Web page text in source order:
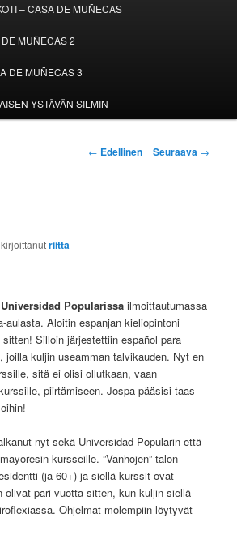
– CASA DE MUÑECAS
MUÑECAS 2
DE MUÑECAS 3
YSTÄVÄN SILMIN
Artikkelien
← Edellinen Seuraava →
kirjoittanutriitta
Universidad Popularissa ilmoittautumassa
aulasta. Aloitin espanjan kieliopintoni
Silloin järjestettiin español para
joilla kuljin useamman talvikauden. Nyt en
sitä ei olisi ollutkaan, vaan
piirtämiseen. Jospa pääsisi taas
nyt sekä Universidad Popularin että
kursseille. ”Vanhojen” talon
(ja 60+) ja siellä kurssit ovat
olivat pari vuotta sitten, kun kuljin siellä
Ohjelmat molempiin löytyvät